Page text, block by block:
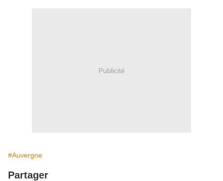
Publicité
#Auvergne
Partager